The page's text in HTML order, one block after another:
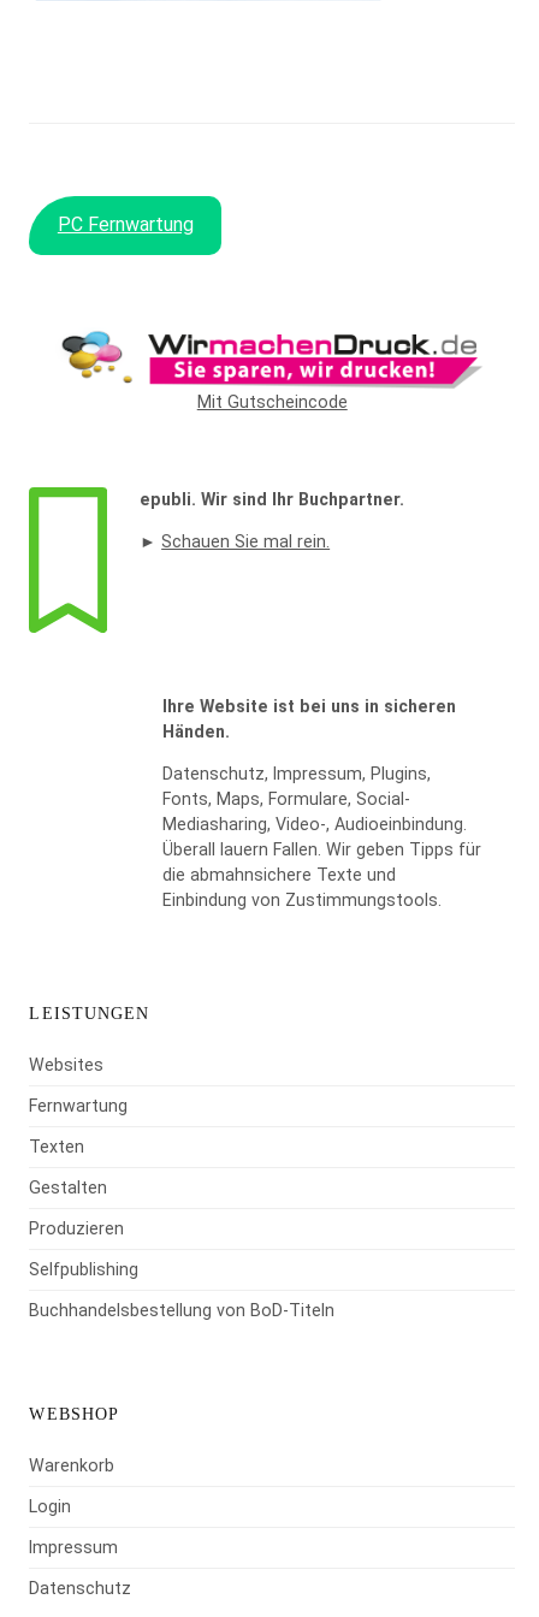
PC Fernwartung
Mit Gutscheincode
epubli. Wir sind Ihr Buchpartner.
►Schauen Sie mal rein.
Ihre Website ist bei uns in sicheren
Händen.
Datenschutz, Impressum, Plugins,
Fonts, Maps, Formulare, Social-
Mediasharing, Video-, Audioeinbindung.
Überall lauern Fallen. Wir geben Tipps für
die abmahnsichere Texte und
Einbindung von Zustimmungstools.
LEISTUNGEN
Websites
Fernwartung
Texten
Gestalten
Produzieren
Selfpublishing
Buchhandelsbestellung von BoD-Titeln
WEBSHOP
Warenkorb
Login
Impressum
Datenschutz
Widerrufsformular
WIDERRUF BESTÄTIGEN